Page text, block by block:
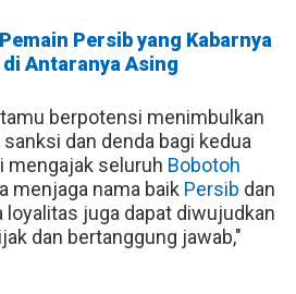
Persib yang Kabarnya
Antaranya Asing
berpotensi menimbulkan
dan denda bagi kedua
mengajak seluruh Bobotoh
menjaga nama baik Persib dan
juga dapat diwujudkan
dan bertanggung jawab,"